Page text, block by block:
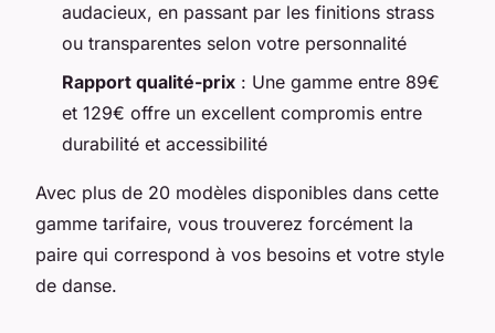
audacieux, en passant par les finitions strass
ou transparentes selon votre personnalité
Rapport qualité-prix : Une gamme entre 89€
et 129€ offre un excellent compromis entre
durabilité et accessibilité
Avec plus de 20 modèles disponibles dans cette
gamme tarifaire, vous trouverez forcément la
paire qui correspond à vos besoins et votre style
de danse.